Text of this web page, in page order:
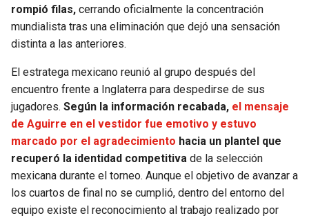
FALCONS
SAINTS
BUCCANEERS
TRAIL BLAZERS
rompió filas, cerrando oficialmente la concentración
mundialista tras una eliminación que dejó una sensación
distinta a las anteriores.
El estratega mexicano reunió al grupo después del
encuentro frente a Inglaterra para despedirse de sus
jugadores. Según la información recabada, el mensaje
de Aguirre en el vestidor fue emotivo y estuvo
marcado por el agradecimiento hacia un plantel que
recuperó la identidad competitiva de la selección
mexicana durante el torneo. Aunque el objetivo de avanzar a
los cuartos de final no se cumplió, dentro del entorno del
equipo existe el reconocimiento al trabajo realizado por